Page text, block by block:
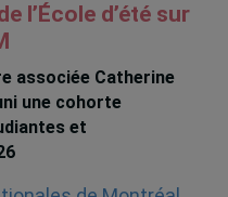
l’École d’été sur
associée Catherine
une cohorte
et